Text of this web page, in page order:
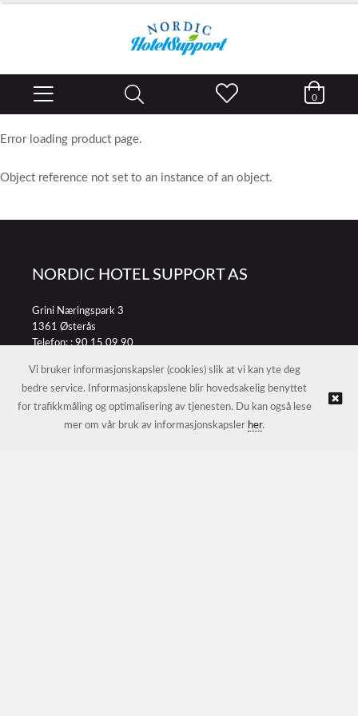
0
Error loading product page.
Object reference not set to an instance of an object.
NORDIC HOTEL SUPPORT AS
Grini Næringspark 3
1361 Østerås
Telefon: :90 15 09 90
© NORDIC HOTEL SUPPORT AS |Nettbutikk levert av Kréatif
Vi bruker informasjonskapsler (cookies) slik at vi kan yte deg
bedre service. Informasjonskapslene blir hovedsakelig benyttet
for trafikkmåling og optimalisering av tjenesten. Du kan også lese
mer om vår bruk av informasjonskapsler her.